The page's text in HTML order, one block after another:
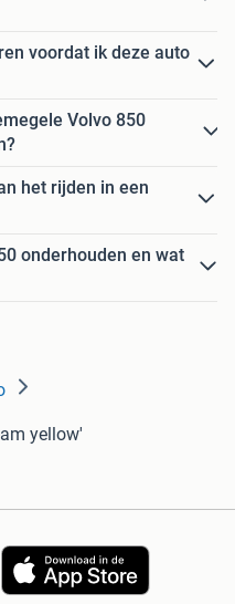
voordat ik deze auto
Volvo 850
het rijden in een
onderhouden en wat
yellow'